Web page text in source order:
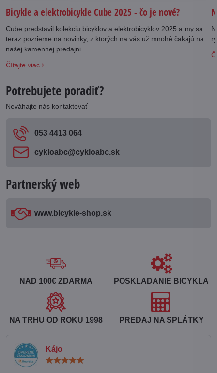
Bicykle a elektrobicykle Cube 2025 - čo je nové?
Cube predstavil kolekciu bicyklov a elektrobicyklov 2025 a my sa
teraz pozrieme na novinky, z ktorých na vás už mnohé čakajú na
našej kamennej predajni.
Čítajte viac
Potrebujete poradiť?
Neváhajte nás kontaktovať
053 4413 064
cykloabc​@cykloabc​.sk
Partnerský web
www​.bicykle-shop​.sk
NAD 100€ ZDARMA POSKLADANIE BICYKLA
NA TRHU OD ROKU 1998 PREDAJ NA SPLÁTKY
Kájo